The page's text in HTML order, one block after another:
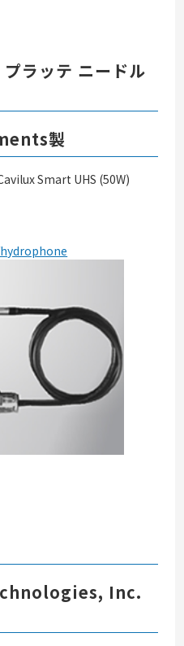
ラッテ ニードル
製
Smart UHS (50W)
Inc.